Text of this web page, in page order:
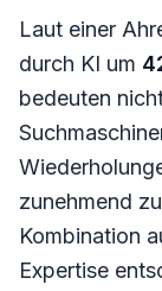
Laut einer
durch KI um
bedeuten
zunehmend
Kombination
Expertise